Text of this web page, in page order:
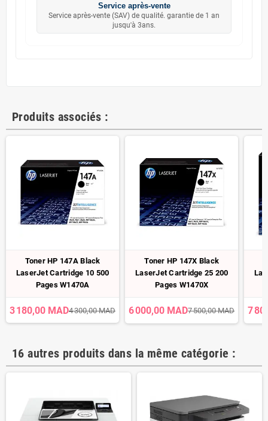
Service après-vente
Service après-vente (SAV) de qualité. garantie de 1 an
jusqu'à 3ans.
Produits associés :
Toner HP 147A Black
LaserJet Cartridge 10 500
Pages W1470A
3 180,00 MAD4 300,00 MAD
Toner HP 147X Black
LaserJet Cartridge 25 200
Pages W1470X
6 000,00 MAD7 500,00 MAD 7
16 autres produits dans la même catégorie :